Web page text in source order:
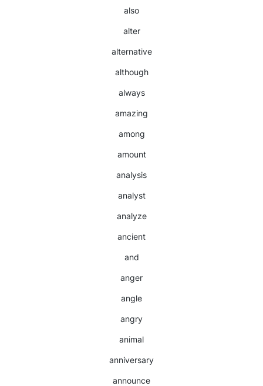
also
alter
alternative
although
always
amazing
among
amount
analysis
analyst
analyze
ancient
and
anger
angle
angry
animal
anniversary
announce